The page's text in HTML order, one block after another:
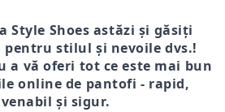
Style Shoes astăzi și găsiți
stilul și nevoile dvs.!
a vă oferi tot ce este mai bun
online de pantofi - rapid,
și sigur.